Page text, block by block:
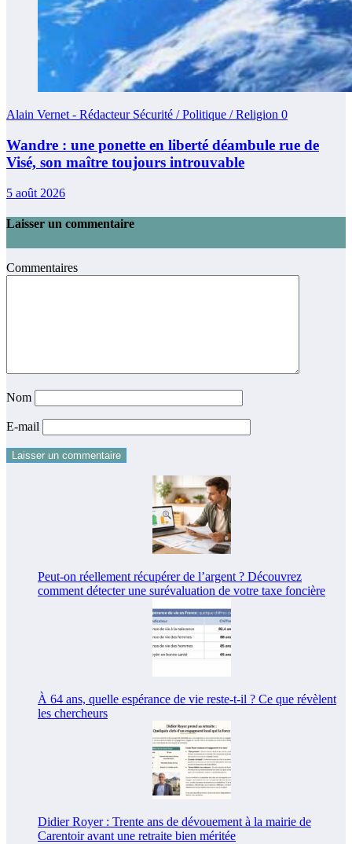
Alain Vernet - Rédacteur Sécurité / Politique / Religion 0
Wandre : une ponette en liberté déambule rue de
Visé, son maître toujours introuvable
5 août 2026
Laisser un commentaire
Commentaires
Nom
E-mail
Peut-on réellement récupérer de l’argent ? Découvrez
comment détecter une surévaluation de votre taxe foncière
À 64 ans, quelle espérance de vie reste-t-il ? Ce que révèlent
les chercheurs
Didier Royer : Trente ans de dévouement à la mairie de
Carentoir avant une retraite bien méritée